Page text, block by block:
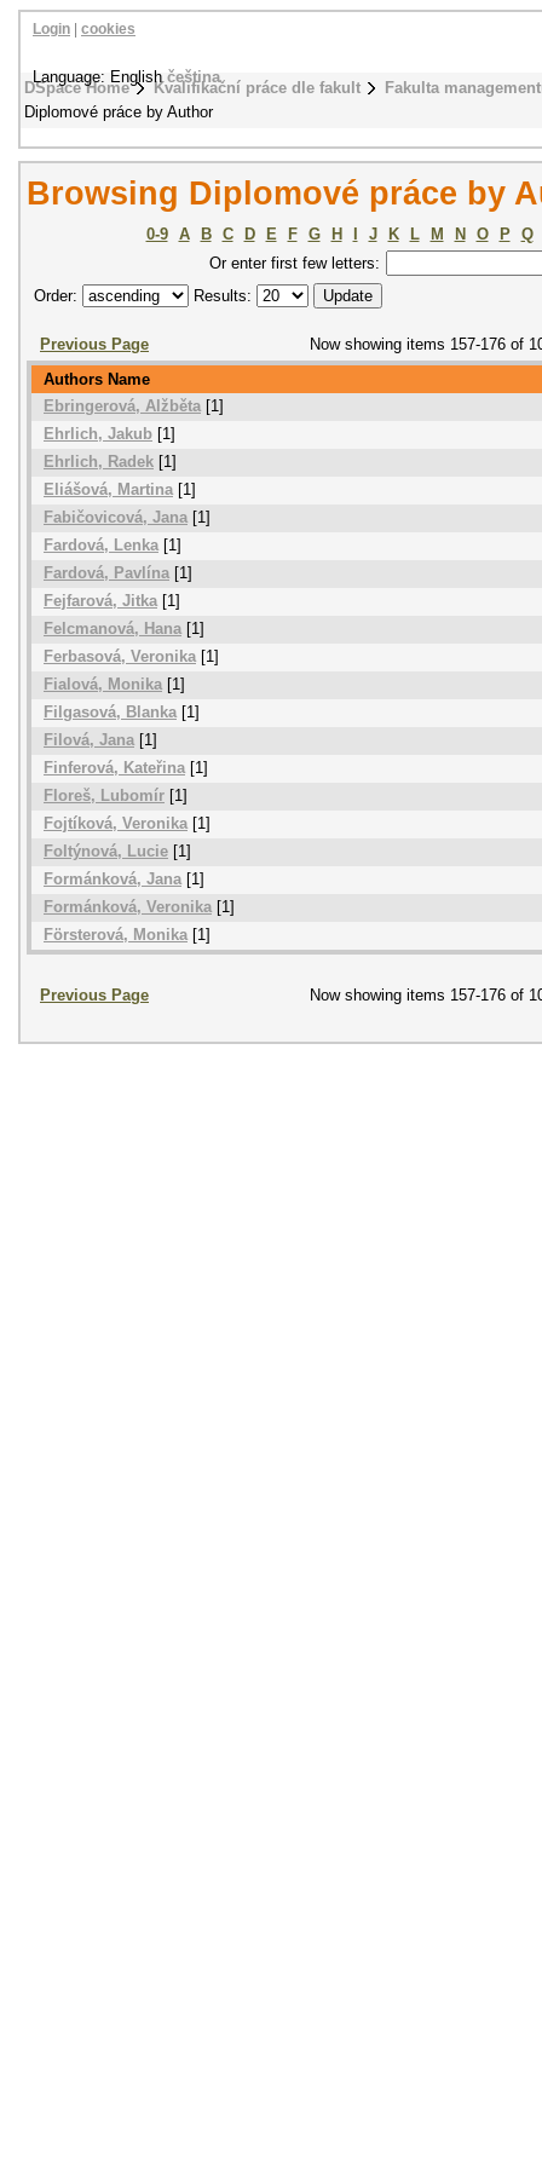
DSpace Home Kvalifikační práce dle fakult
Fakulta
Diplomové práce by Author
Login cookies
Language: Englishčeština
Browsing Diplomové práce by
0-9 A B C D E F G H J K L M N O P
Q
Or enter first few letters:
Order:
Results:
Previous Page
Now showing items 157-176 of
Authors Name
Ebringerová, Alžběta [1]
Ehrlich, Jakub [1]
Ehrlich, Radek [1]
Eliášová, Martina[1]
Fabičovicová, Jana [1]
Fardová, Lenka[1]
Fardová, Pavlína [1]
Fejfarová, Jitka[1]
Felcmanová, Hana [1]
Ferbasová, Veronika[1]
Fialová, Monika [1]
Filgasová, Blanka[1]
Filová, Jana [1]
Finferová, Kateřina[1]
Floreš, Lubomír [1]
Fojtíková, Veronika[1]
Foltýnová, Lucie [1]
Formánková, Jana[1]
Formánková, Veronika [1]
Försterová, Monika[1]
Previous Page Now showing items 157-176 of